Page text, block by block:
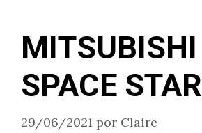
MITSUBISHI
SPACE STAR
29/06/2021 por Claire